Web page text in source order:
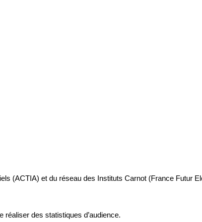
(ACTIA) et du réseau des Instituts Carnot (France Futur
réaliser des statistiques d’audience.